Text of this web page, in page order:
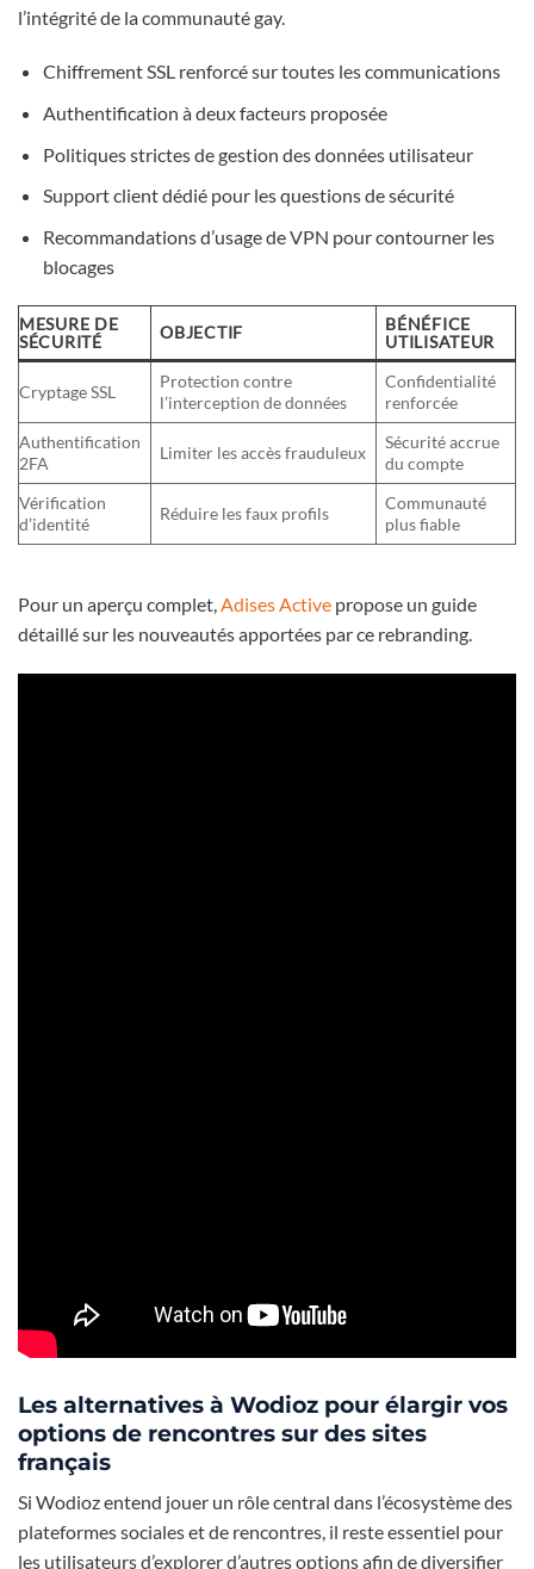
l’intégrité de la communauté gay.
Chiffrement SSL renforcé sur toutes les communications
Authentification à deux facteurs proposée
Politiques strictes de gestion des données utilisateur
Support client dédié pour les questions de sécurité
Recommandations d’usage de VPN pour contourner les
blocages
MESURE DE
SÉCURITÉ
OBJECTIF
BÉNÉFICE
UTILISATEUR
Cryptage SSL
Protection contre
l’interception de données
Confidentialité
renforcée
Authentification
2FA
Limiter les accès frauduleux
Sécurité accrue
du compte
Vérification
d’identité
Réduire les faux profils
Communauté
plus fiable
Pour un aperçu complet,Adises Active propose un guide
détaillé sur les nouveautés apportées par ce rebranding.
Les alternatives à Wodioz pour élargir vos
options de rencontres sur des sites
français
Si Wodioz entend jouer un rôle central dans l’écosystème des
plateformes sociales et de rencontres, il reste essentiel pour
les utilisateurs d’explorer d’autres options afin de diversifier